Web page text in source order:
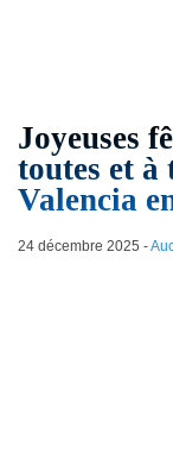
Joyeuses
toutes et à
Valencia
24 décembre 2025 -